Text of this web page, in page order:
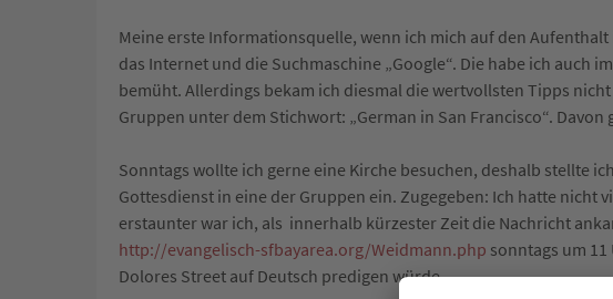
Meine erste Informationsquelle, wenn ich mich auf den
das Internet und die Suchmaschine „Google“. Die habe ich auch
bemüht. Allerdings bekam ich diesmal die wertvollsten Tipps
Gruppen unter dem Stichwort: „German in San Francisco“.
Sonntags wollte ich gerne eine Kirche besuchen, deshalb stellte
Gottesdienst in eine der Gruppen ein. Zugegeben: Ich hatte nicht
erstaunter war ich, als innerhalb kürzester Zeit die Nachricht
http://evangelisch-sfbayarea.org/Weidmann.php sonntags um
Dolores Street auf Deutsch predigen würde.